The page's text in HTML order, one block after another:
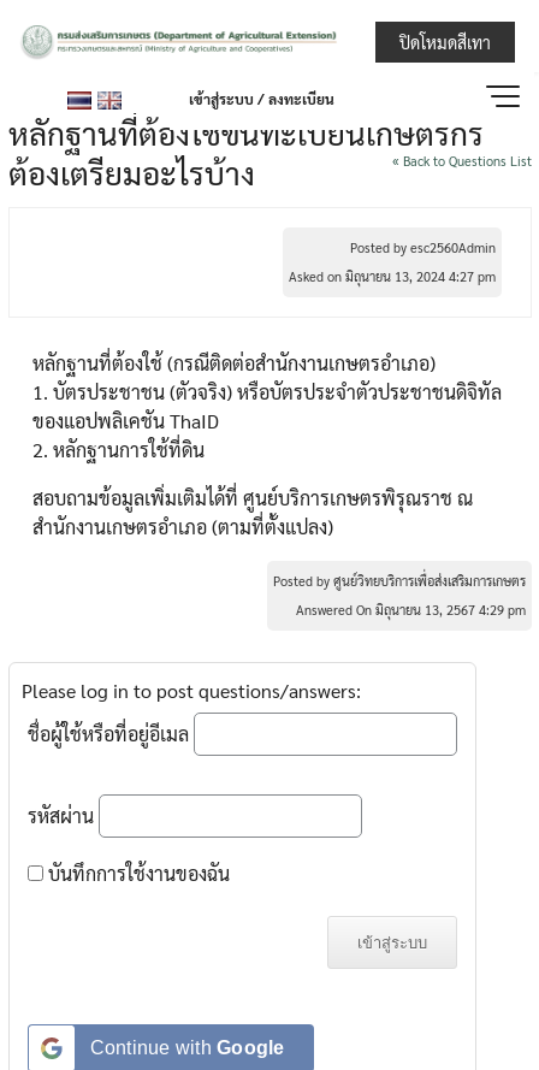
กรมส่งเสริมกา
เข้าสู่ระบบ / ลงทะเบียน
หลักฐานที่ต้องใช้ขึ้นทะเบียนเกษตรกร
ต้องเตรียมอะไรบ้าง
« Back to Questions List
Posted by esc2560Admin
Asked on มิถุนายน 13, 2024 4:27 pm
หลักฐานที่ต้องใช้ (กรณีติดต่อสำนักงานเกษตรอำเภอ)
1. บัตรประชาชน (ตัวจริง) หรือบัตรประจำตัวประชาชนดิจิทัล
ของแอปพลิเคชัน ThaID
2. หลักฐานการใช้ที่ดิน
สอบถามข้อมูลเพิ่มเติมได้ที่ ศูนย์บริการเกษตรพิรุณราช ณ
สำนักงานเกษตรอำเภอ (ตามที่ตั้งแปลง)
Posted by ศูนย์วิทยบริการเพื่อส่งเสริมการเกษตร
Answered On มิถุนายน 13, 2567 4:29 pm
Please log in to post questions/answers:
ชื่อผู้ใช้หรือที่อยู่อีเมล
รหัสผ่าน
บันทึกการใช้งานของฉัน
Continue with Google
ปิดโหมดสีเทา